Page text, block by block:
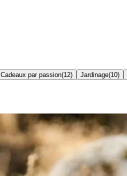
Cadeaux par passion(12) Jardinage(10)